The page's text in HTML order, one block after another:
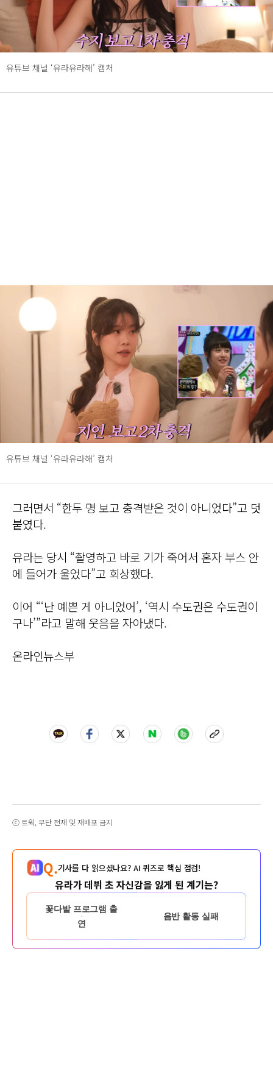
유튜브 채널 ‘유라유라해’ 캡처
유튜브 채널 ‘유라유라해’ 캡처
그러면서 “한두 명 보고 충격받은 것이 아니었다”고 덧
붙였다.
유라는 당시 “촬영하고 바로 기가 죽어서 혼자 부스 안
에 들어가 울었다”고 회상했다.
이어 “‘난 예쁜 게 아니었어’, ‘역시 수도권은 수도권이
구나’”라고 말해 웃음을 자아냈다.
온라인뉴스부
ⓒ 트윅, 무단 전재 및 재배포 금지
Q.기사를 다 읽으셨나요? AI 퀴즈로 핵심 점검!
유라가 데뷔 초 자신감을 잃게 된 계기는?
꽃다발 프로그램 출
연
음반 활동 실패